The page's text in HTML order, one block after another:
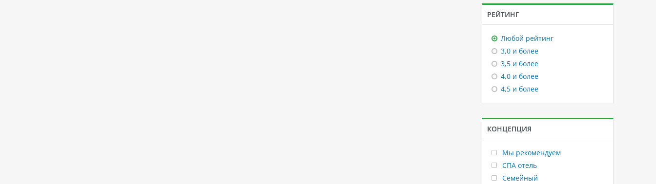
РЕЙТИНГ
Любой рейтинг
3,0 и более
3,5 и более
4,0 и более
4,5 и более
КОНЦЕПЦИЯ
Мы рекомендуем
СПА отель
Семейный